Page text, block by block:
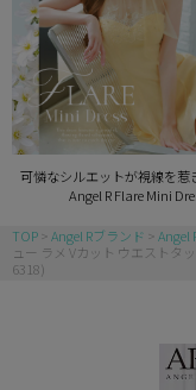
可憐なシルエットが視線を
Angel R Flare Mini
TOP Angel Rブランド Angel
ュー ラメ Vカット ウエストタ
6318)